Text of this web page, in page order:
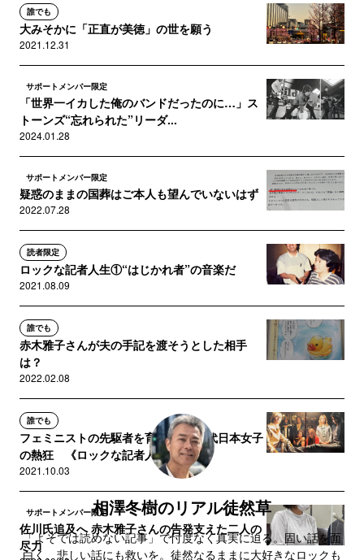
誰でも
大みそかに「正直が美徳」の世を願う
2021.12.31
サポートメンバー限定
「世界一イカした俺のバンドだったのに…」ス
トーンズ“忘れられた”リーダ...
2024.01.28
サポートメンバー限定
疑惑のままの国葬はご本人も望んでいないはず
2022.07.28
読者限定
ロックな記者人生①“はじかれ者”の音楽だ
2021.08.09
誰でも
赤木雅子さんが夫の手記を渡そうとした相手
は？
2022.02.08
誰でも
フェミニストの先駆者を育てた’70年代日本女子
の熱狂 《ロックな記者人...
2021.10.03
サポートメンバー限定
佐川氏追及へ 赤木雅子さんの告発支えた二人の
尽力
相澤冬樹のリアル徒然草
「よそでは読めない記事」で忖度なく真実に迫る。固い話を面
白く、悲しい話にも救いを。徒然なるままに大好きなロックも